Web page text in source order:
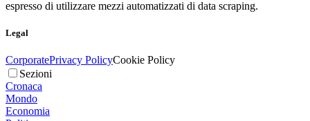
espresso di utilizzare mezzi automatizzati di data scraping.
Legal
CorporatePrivacy PolicyCookie Policy
Sezioni
Cronaca
Mondo
Economia